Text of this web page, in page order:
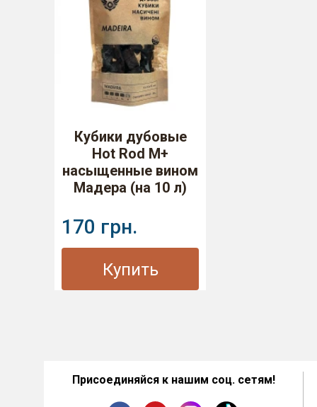
Кубики дубовые
Hot Rod M+
насыщенные вином
Мадера (на 10 л)
170 грн.
Купить
Присоединяйся к нашим соц. сетям!